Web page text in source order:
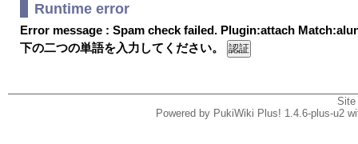
Runtime error
Error message : Spam check failed. Plugin:attach
下の二つの単語を入力してください。
Powered by PukiWiki Plus! 1.4.6-plus-u2